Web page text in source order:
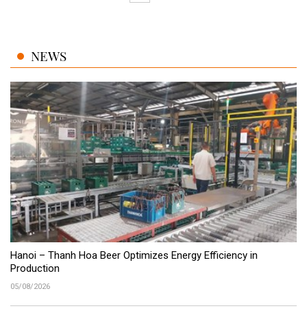
NEWS
Hanoi – Thanh Hoa Beer Optimizes Energy Efficiency in
Production
05/08/2026